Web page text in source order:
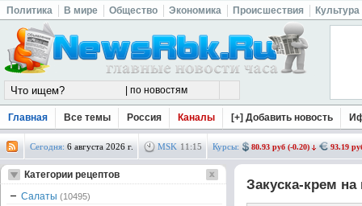
Политика В мире Общество Экономика Происшествия Культура
Главная Все темы Россия Каналы [+] Добавить новость
Сегодня: 6 августа 2026 г. MSK 11 :15 Курсы: 80.93 руб (-0.20) 93.19
Закуска-крем на
Категории рецептов
Салаты (10495)